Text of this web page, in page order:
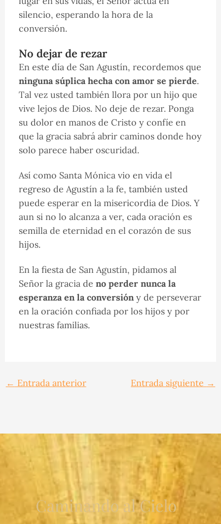
silencio, esperando la hora de la
conversión.
No dejar de rezar
En este día de San Agustín, recordemos que
ninguna súplica hecha con amor se pierde.
Tal vez usted también llora por un hijo que
vive lejos de Dios. No deje de rezar. Ponga
su dolor en manos de Cristo y confíe en
que la gracia sabrá abrir caminos donde hoy
solo parece haber oscuridad.
Así como Santa Mónica vio en vida el
regreso de Agustín a la fe, también usted
puede esperar en la misericordia de Dios. Y
aun si no lo alcanza a ver, cada oración es
semilla de eternidad en el corazón de sus
hijos.
En la fiesta de San Agustín, pidamos al
Señor la gracia de no perder nunca la
esperanza en la conversióny de perseverar
en la oración confiada por los hijos y por
nuestras familias.
← Entrada anterior Entrada siguiente →